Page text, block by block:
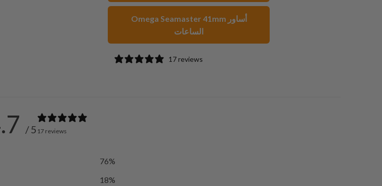
Omega Seamaster 41mm أساور
الساعات
17 reviews
/ 5 17 reviews
76%
18%